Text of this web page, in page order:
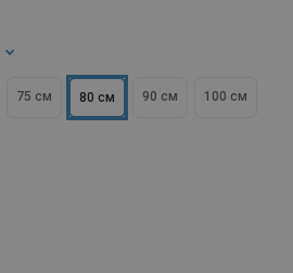
75 см 80 см 90 см 100 см